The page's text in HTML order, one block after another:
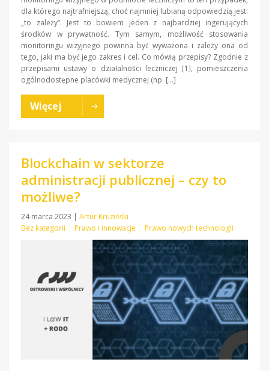
dla którego najtrafniejszą, choć najmniej lubianą odpowiedzią jest:
„to zależy”. Jest to bowiem jeden z najbardziej ingerujących
środków w prywatność. Tym samym, możliwość stosowania
monitoringu wizyjnego powinna być wyważona i zależy ona od
tego, jaki ma być jego zakres i cel. Co mówią przepisy? Zgodnie z
przepisami ustawy o działalności leczniczej [1], pomieszczenia
ogólnodostępne placówki medycznej (np. […]
Więcej
Blockchain w sektorze
administracji publicznej – czy to
możliwe?
24 marca 2023 | Artur Kruziński
Bez kategorii
Prawo i innowacje Prawo nowych technologii